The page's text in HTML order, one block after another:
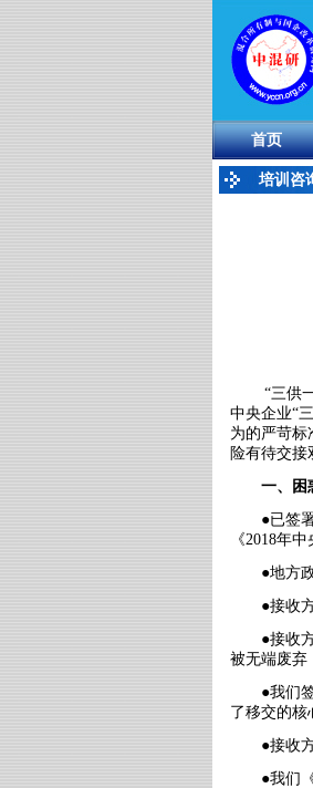
首页
培训咨
“三供
中央企业“
为的严苛标
险有待交接
一、困
●已签
《2018年中
●地方
●接收
●接收
被无端废弃
●我们
了移交的核
●接收
●我们